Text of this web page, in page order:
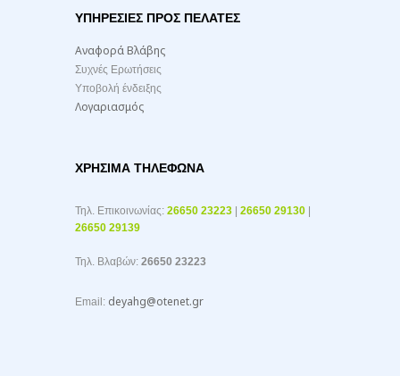
ΥΠΗΡΕΣΙΕΣ ΠΡΟΣ ΠΕΛΑΤΕΣ
Αναφορά Βλάβης
Συχνές Ερωτήσεις
Υποβολή ένδειξης
Λογαριασμός
ΧΡΉΣΙΜΑ ΤΗΛΈΦΩΝΑ
Τηλ. Επικοινωνίας: 26650 23223 26650 29130
26650 29139
Τηλ. Βλαβών: 26650 23223
Email: deyahg@otenet.gr